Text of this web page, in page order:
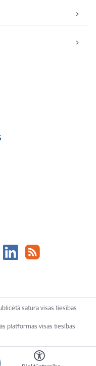
satura visas tiesības
platformas visas tiesības